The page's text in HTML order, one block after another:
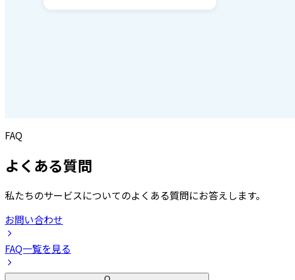
FAQ
よくある質問
私たちのサービスについてのよくある質問にお答えします。
お問い合わせ
FAQ一覧を見る